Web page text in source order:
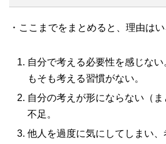
・ここまでをまとめると、理由は
自分で考える必要性を感じな
もそも考える習慣がない。
自分の考えが形にならない（
不足。
他人を過度に気にしてしまい